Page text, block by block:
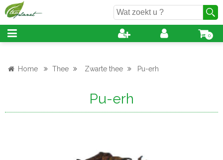
0
Home Thee Zwarte thee Pu-erh
Pu-erh